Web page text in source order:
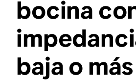
bocina
baja o